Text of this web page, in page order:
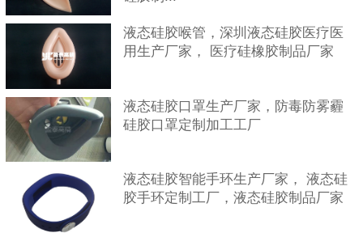
液态硅胶喉管，深圳液态硅胶医疗医
用生产厂家， 医疗硅橡胶制品厂家
液态硅胶口罩生产厂家，防毒防雾霾
硅胶口罩定制加工工厂
液态硅胶智能手环生产厂家， 液态硅
胶手环定制工厂，液态硅胶制品厂家